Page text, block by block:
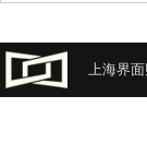
上海界